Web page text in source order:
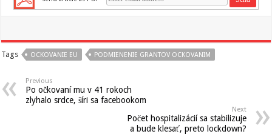
Tags OCKOVANIE EU PODMIENENIE GRANTOV OCKOVANIM
Previous
Po očkovaní mu v 41 rokoch
zlyhalo srdce, šíri sa facebookom
Next
Počet hospitalizácií sa stabilizuje
a bude klesať, preto lockdown?